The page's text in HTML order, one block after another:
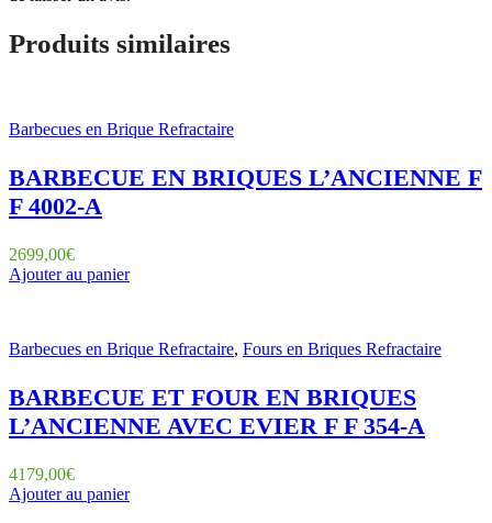
Produits similaires
Barbecues en Brique Refractaire
BARBECUE EN BRIQUES L’ANCIENNE F
F 4002-A
2699,00€
Ajouter au panier
Barbecues en Brique Refractaire, Fours en Briques Refractaire
BARBECUE ET FOUR EN BRIQUES
L’ANCIENNE AVEC EVIER F F 354-A
4179,00€
Ajouter au panier